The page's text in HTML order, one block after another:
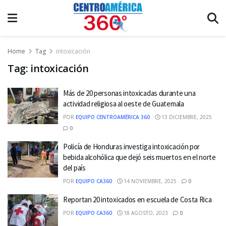
Home Tag intoxicación
Tag: intoxicación
Más de 20 personas intoxicadas durante una
actividad religiosa al oeste de Guatemala
POR EQUIPO CENTROAMÉRICA 360
13 DICIEMBRE, 2025
0
Policía de Honduras investiga intoxicación por
bebida alcohólica que dejó seis muertos en el norte
del país
POR EQUIPO CA360 14 NOVIEMBRE, 2025 0
Reportan 20 intoxicados en escuela de Costa Rica
POR EQUIPO CA360 18 AGOSTO, 2023 0